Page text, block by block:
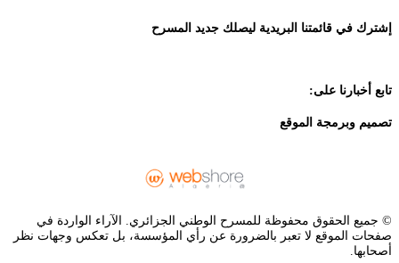
إشترك في قائمتنا البريدية ليصلك جديد المسرح
تابع أخبارنا على:
تصميم وبرمجة الموقع
© جميع الحقوق محفوظة للمسرح الوطني الجزائري. الآراء الواردة في
صفحات الموقع لا تعبر بالضرورة عن رأي المؤسسة، بل تعكس وجهات نظر
أصحابها.